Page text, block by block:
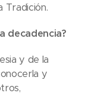
Tradición.
decadencia?
y de la
y